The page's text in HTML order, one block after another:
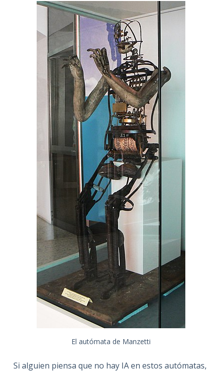
El autómata de Manzetti
Si alguien piensa que no hay IA en estos autómatas,